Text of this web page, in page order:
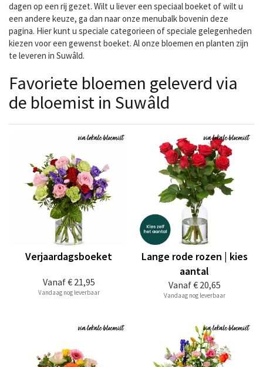
dagen op een rij gezet. Wilt u liever een speciaal boeket of wilt u
een andere keuze, ga dan naar onze menubalk bovenin deze
pagina. Hier kunt u speciale categorieen of speciale gelegenheden
kiezen voor een gewenst boeket. Al onze bloemen en planten zijn
te leveren in Suwâld.
Favoriete bloemen geleverd via
de bloemist in Suwâld
Vanaf€ 21,95
Verjaardagsboeket
Vandaag nog leverbaar
Vanaf€ 20,65
Lange rode rozen | kies
aantal
Vandaag nog leverbaar